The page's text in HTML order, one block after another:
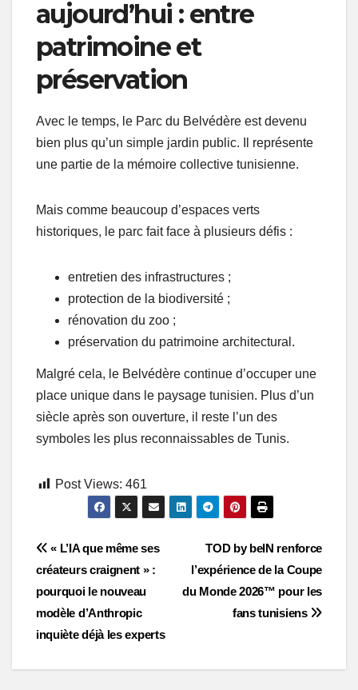
aujourd’hui : entre
patrimoine et
préservation
Avec le temps, le Parc du Belvédère est devenu
bien plus qu’un simple jardin public. Il représente
une partie de la mémoire collective tunisienne.
Mais comme beaucoup d’espaces verts
historiques, le parc fait face à plusieurs défis :
entretien des infrastructures ;
protection de la biodiversité ;
rénovation du zoo ;
préservation du patrimoine architectural.
Malgré cela, le Belvédère continue d’occuper une
place unique dans le paysage tunisien. Plus d’un
siècle après son ouverture, il reste l’un des
symboles les plus reconnaissables de Tunis.
Post Views: 461
Post
navigation
TOD by beIN renforce
l’expérience de la Coupe
du Monde 2026™ pour les
fans tunisiens
« L’IA que même ses
créateurs craignent » :
pourquoi le nouveau
modèle d’Anthropic
inquiète déjà les experts